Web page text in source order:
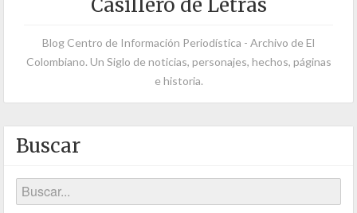
Casillero de Letras
Blog Centro de Información Periodística - Archivo de El
Colombiano. Un Siglo de noticias, personajes, hechos, páginas
e historia.
Buscar